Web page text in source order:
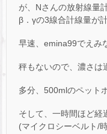
が、Nさんの放射線量
β．γの3線合計線量が
早速、emina99でえみ
秤もないので、濃さは
多分、500mlのペット
そして、一時間ほど経
(マイクロシーベルト/